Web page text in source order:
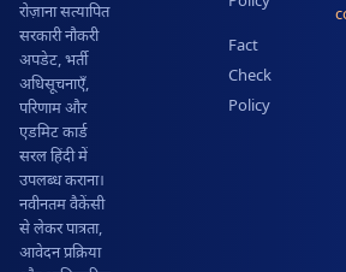
रोज़ाना सत्यापित
सरकारी नौकरी
अपडेट, भर्ती
अधिसूचनाएँ,
परिणाम और
एडमिट कार्ड
सरल हिंदी में
उपलब्ध कराना।
नवीनतम वैकेंसी
से लेकर पात्रता,
आवेदन प्रक्रिया
Fact
Check
Policy